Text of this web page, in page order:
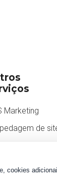
Marketing
de
cookies